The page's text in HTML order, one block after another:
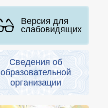
Версия для
слабовидящих
Сведения об
образовательной
организации